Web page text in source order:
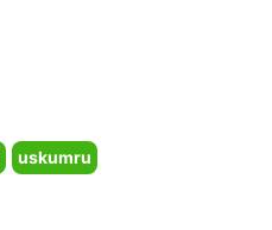
uskumru